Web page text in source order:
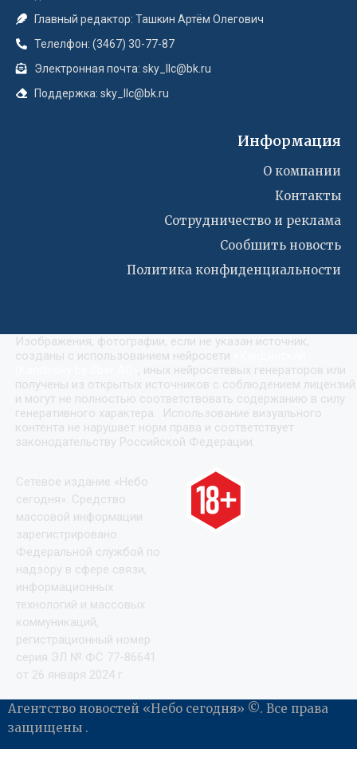
Главный редактор: Ташкин Артём Олегович
Телелфон: (3467) 30-77-87
Электронная почта: sky_llc@bk.ru
Поддержка: sky_llc@bk.ru
Информация
О компании
Контакты
Сотрудничество и реклама
Сообшить новость
Политика конфиденциальности
Изображения, фотографии, если не указан источник,
созданы с использованием нейросети
, иных нейросетевых генераторов или
получены из открытых источников с соблюдением лицензий
и могут не полностью соответствовать содержанию в силу
генеративного характера. Использование визуального
контента не нарушает норм права и соответствует
законодательству Российской Федерации.
Сетевое издание «Небо
сегодня». Средство
массовой информации
зарегистрировано
Федеральной службой по
надзору в сфере связи,
информационных
технологий и массовых
коммуникаций,
регистрационный номер
серия ЭЛ № ФС 77-86641
от 26 января 2024 г.
Агентство новостей «Небо сегодня» ©. Все права
защищены .